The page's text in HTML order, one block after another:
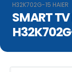
H32K702G-15 HAIER
SMART TV